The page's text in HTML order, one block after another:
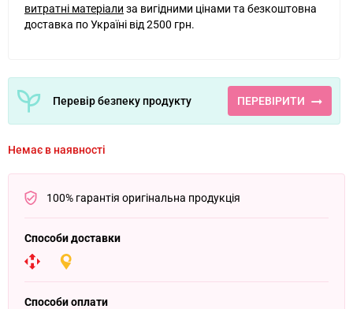
витратні матеріали за вигідними цінами та безкоштовна
доставка по Україні від 2500 грн.
Перевір безпеку продукту ПЕРЕВІРИТИ
Немає в наявності
100% гарантія оригінальна продукція
Способи доставки
Способи оплати